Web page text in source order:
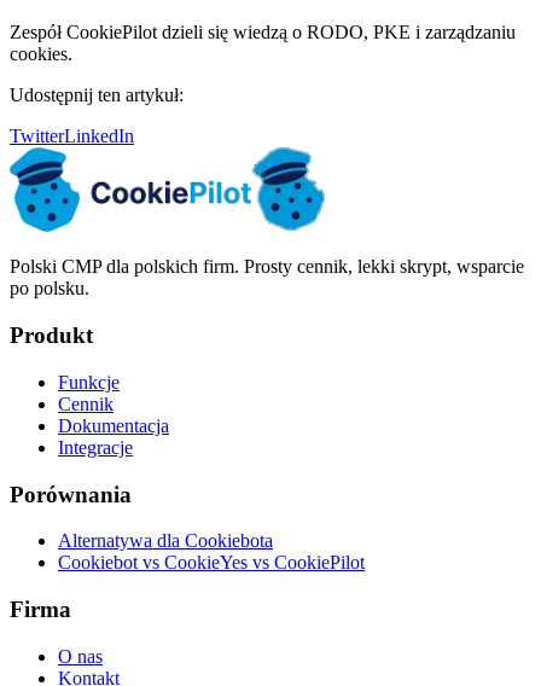
Zespół CookiePilot dzieli się wiedzą o RODO, PKE i zarządzaniu
cookies.
Udostępnij ten artykuł:
TwitterLinkedIn
Polski CMP dla polskich firm. Prosty cennik, lekki skrypt, wsparcie
po polsku.
Produkt
Funkcje
Cennik
Dokumentacja
Integracje
Porównania
Alternatywa dla Cookiebota
Cookiebot vs CookieYes vs CookiePilot
Firma
O nas
Kontakt